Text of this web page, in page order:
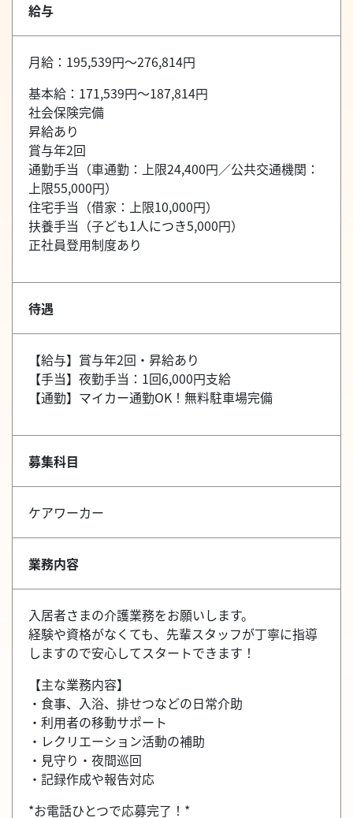
給与
月給：195,539円～276,814円
基本給：171,539円～187,814円
社会保険完備
昇給あり
賞与年2回
通勤手当（車通勤：上限24,400円／公共交通機関：
上限55,000円）
住宅手当（借家：上限10,000円）
扶養手当（子ども1人につき5,000円）
正社員登用制度あり
待遇
【給与】賞与年2回・昇給あり
【手当】夜勤手当：1回6,000円支給
【通勤】マイカー通勤OK！無料駐車場完備
募集科目
ケアワーカー
業務内容
入居者さまの介護業務をお願いします。
経験や資格がなくても、先輩スタッフが丁寧に指導
しますので安心してスタートできます！
【主な業務内容】
・食事、入浴、排せつなどの日常介助
・利用者の移動サポート
・レクリエーション活動の補助
・見守り・夜間巡回
・記録作成や報告対応
*お電話ひとつで応募完了！*